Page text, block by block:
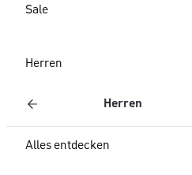
Sale
Herren
Herren
Alles entdecken